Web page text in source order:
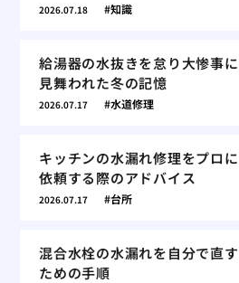
2026.07.18 知識
給湯器の水抜きを怠り大惨事に
見舞われた冬の記憶
2026.07.17 水道修理
キッチンの水漏れ修理をプロに
依頼する際のアドバイス
2026.07.17 台所
混合水栓の水漏れを自分で直す
ための手順